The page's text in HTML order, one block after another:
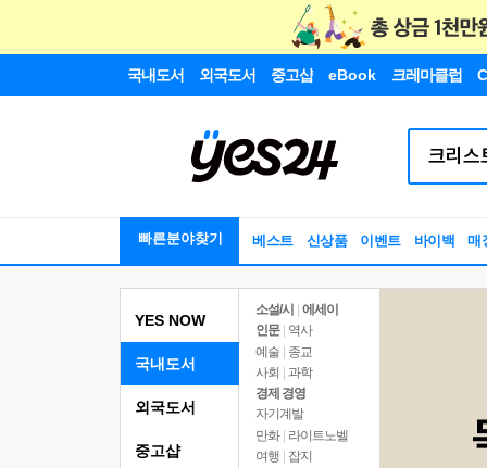
국내도서 외국도서 중고샵 eBook 크레마클럽
빠른분야찾기 베스트 신상품 이벤트 바이백 매
YES NOW
국내도서
소설/시
에세이
인문
역사
예술 | 종교
사회 | 과학
경제 경영
자기계발
만화 | 라이트노벨
여행
잡지
외국도서
중고샵